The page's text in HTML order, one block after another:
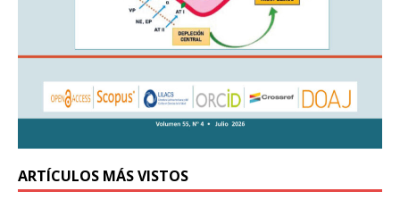
ARTÍCULOS MÁS VISTOS